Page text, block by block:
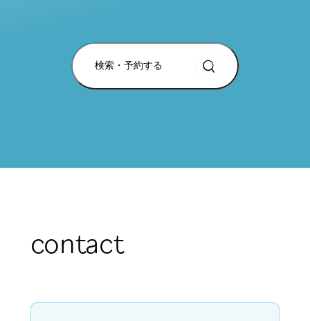
検索・予約する
contact